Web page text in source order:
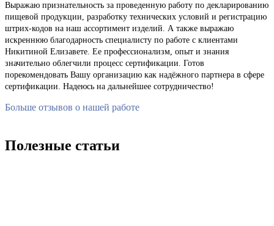
Выражаю признательность за проведенную работу по декларированию
пищевой продукции, разработку технических условий и регистрацию
штрих-кодов на наш ассортимент изделий. А также выражаю
искреннюю благодарность специалисту по работе с клиентами
Никитиной Елизавете. Ее профессионализм, опыт и знания
значительно облегчили процесс сертификации. Готов
порекомендовать Вашу организацию как надёжного партнера в сфере
сертификации. Надеюсь на дальнейшее сотрудничество!
Больше отзывов о нашей работе
Полезные статьи